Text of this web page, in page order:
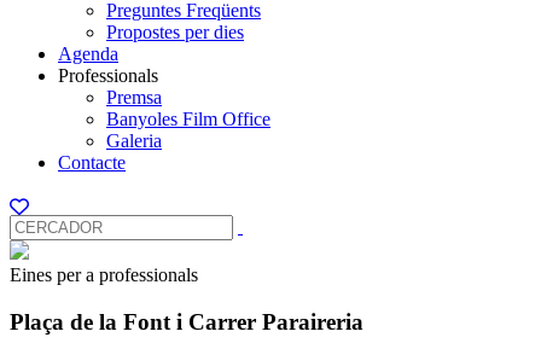
Preguntes Freqüents
Propostes per dies
Agenda
Professionals
Premsa
Banyoles Film Office
Galeria
Contacte
Eines per a professionals
Plaça de la Font i Carrer Paraireria